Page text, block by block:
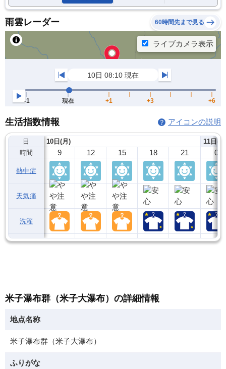
雨雲レーダー 60時間先まで見る
生活指数情報 アイコンの説明
日
時間
熱中症
天気痛
洗濯
10日(月)
9 12 15 18 21
11日(
0
米子瀑布群（米子大瀑布）の詳細情報
地点名称
米子瀑布群（米子大瀑布）
ふりがな